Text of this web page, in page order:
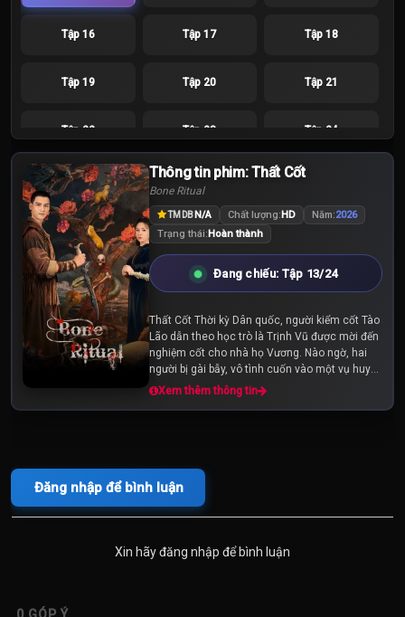
Tập 16 Tập 17 Tập 18
Tập 19 Tập 20 Tập 21
Tập 22 Tập 23 Tập 24
Thông tin phim: Thất Cốt
Bone Ritual
TMDBN/A Chất lượng:HD Năm:2026
Trạng thái:Hoàn thành
Đang chiếu: Tập 13/24
Thất Cốt Thời kỳ Dân quốc, người kiểm cốt Tào
Lão dẫn theo học trò là Trịnh Vũ được mời đến
nghiệm cốt cho nhà họ Vương. Nào ngờ, hai
người bị gài bẫy, vô tình cuốn vào một vụ huyết
án bí ẩn. Để tự cứu lấy mạng sống...
Xem thêm thông tin
Đăng nhập để bình luận
Xin hãy đăng nhập để bình luận
0 GÓP Ý